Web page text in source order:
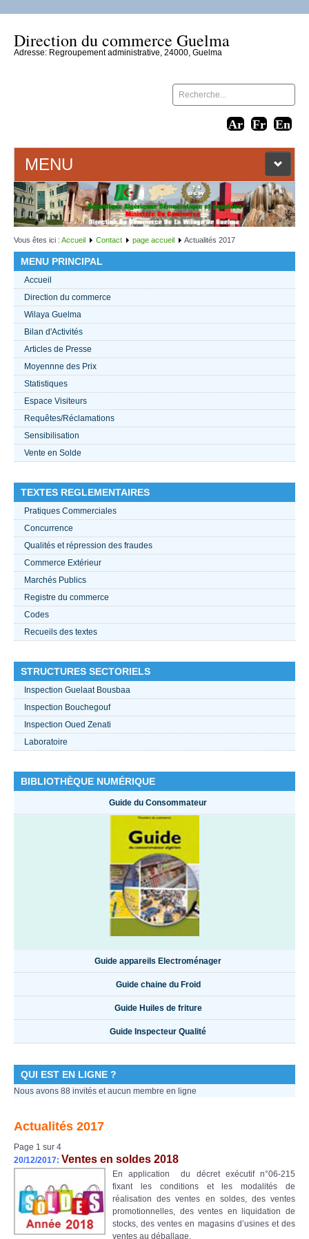
Direction du commerce Guelma
Adresse: Regroupement administrative, 24000, Guelma
MENU
ACCUEIL
LIENS WEB
CONTACT
TEXTES 2021
ACTUALITÉS 2021
????
Vous êtes ici : Accueil Contact page accueil Actualités 2017
MENU PRINCIPAL
Accueil
Direction du commerce
Wilaya Guelma
Bilan d'Activités
Articles de Presse
Moyennne des Prix
Statistiques
Espace Visiteurs
Requêtes/Réclamations
Sensibilisation
Vente en Solde
TEXTES REGLEMENTAIRES
Pratiques Commerciales
Concurrence
Qualités et répression des fraudes
Commerce Extérieur
Marchés Publics
Registre du commerce
Codes
Recueils des textes
STRUCTURES SECTORIELS
Inspection Guelaat Bousbaa
Inspection Bouchegouf
Inspection Oued Zenati
Laboratoire
BIBLIOTHÈQUE NUMÉRIQUE
Guide du Consommateur
Guide appareils Electroménager
Guide chaine du Froid
Guide Huiles de friture
Guide Inspecteur Qualité
QUI EST EN LIGNE ?
Nous avons 88 invités et aucun membre en ligne
Actualités 2017
Page 1 sur 4
20/12/2017: Ventes en soldes 2018
En application du décret exécutif n°06-215
fixant les conditions et les modalités de
réalisation des ventes en soldes, des ventes
promotionnelles, des ventes en liquidation de
stocks, des ventes en magasins d’usines et des
ventes au déballage.